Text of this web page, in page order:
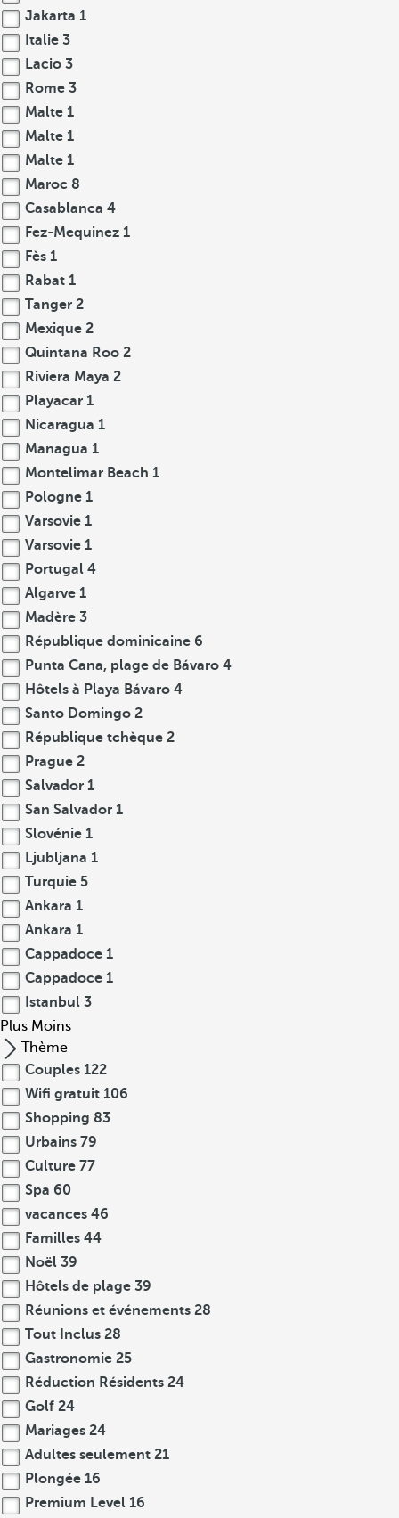
Jakarta 1
Italie 3
Lacio 3
Rome 3
Malte 1
Malte 1
Malte 1
Maroc 8
Casablanca 4
Fez-Mequinez 1
Fès 1
Rabat 1
Tanger 2
Mexique 2
Quintana Roo 2
Riviera Maya 2
Playacar 1
Nicaragua 1
Managua 1
Montelimar Beach 1
Pologne 1
Varsovie 1
Varsovie 1
Portugal 4
Algarve 1
Madère 3
République dominicaine 6
Punta Cana, plage de Bávaro 4
Hôtels à Playa Bávaro 4
Santo Domingo 2
République tchèque 2
Prague 2
Salvador 1
San Salvador 1
Slovénie 1
Ljubljana 1
Turquie 5
Ankara 1
Ankara 1
Cappadoce 1
Cappadoce 1
Istanbul 3
Plus Moins
Thème
Couples 122
Wifi gratuit 106
Shopping 83
Urbains 79
Culture 77
Spa 60
vacances 46
Familles 44
Noël 39
Hôtels de plage 39
Réunions et événements 28
Tout Inclus 28
Gastronomie 25
Réduction Résidents 24
Golf 24
Mariages 24
Adultes seulement 21
Plongée 16
Premium Level 16